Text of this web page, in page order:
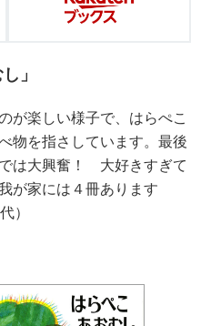
」
が楽しい様子で、はらぺこ
物を指さしています。最後
は大興奮！ 大好きすぎて
が家には４冊あります
）